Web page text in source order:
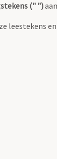
(" ")
leestekens